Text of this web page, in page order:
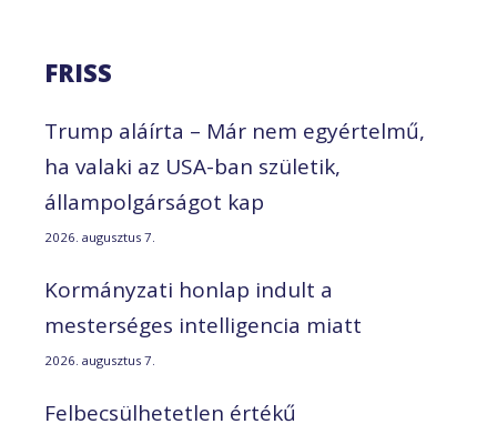
FRISS
Trump aláírta – Már nem egyértelmű,
ha valaki az USA-ban születik,
állampolgárságot kap
2026. augusztus 7.
Kormányzati honlap indult a
mesterséges intelligencia miatt
2026. augusztus 7.
Felbecsülhetetlen értékű